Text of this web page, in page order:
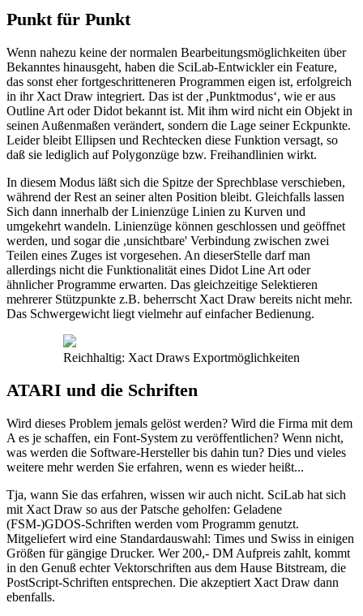
Punkt für Punkt
Wenn nahezu keine der normalen Bearbeitungsmöglichkeiten über
Bekanntes hinausgeht, haben die SciLab-Entwickler ein Feature,
das sonst eher fortgeschritteneren Programmen eigen ist, erfolgreich
in ihr Xact Draw integriert. Das ist der ,Punktmodus‘, wie er aus
Outline Art oder Didot bekannt ist. Mit ihm wird nicht ein Objekt in
seinen Außenmaßen verändert, sondern die Lage seiner Eckpunkte.
Leider bleibt Ellipsen und Rechtecken diese Funktion versagt, so
daß sie lediglich auf Polygonzüge bzw. Freihandlinien wirkt.
In diesem Modus läßt sich die Spitze der Sprechblase verschieben,
während der Rest an seiner alten Position bleibt. Gleichfalls lassen
Sich dann innerhalb der Linienzüge Linien zu Kurven und
umgekehrt wandeln. Linienzüge können geschlossen und geöffnet
werden, und sogar die ,unsichtbare' Verbindung zwischen zwei
Teilen eines Zuges ist vorgesehen. An dieserStelle darf man
allerdings nicht die Funktionalität eines Didot Line Art oder
ähnlicher Programme erwarten. Das gleichzeitige Selektieren
mehrerer Stützpunkte z.B. beherrscht Xact Draw bereits nicht mehr.
Das Schwergewicht liegt vielmehr auf einfacher Bedienung.
Reichhaltig: Xact Draws Exportmöglichkeiten
ATARI und die Schriften
Wird dieses Problem jemals gelöst werden? Wird die Firma mit dem
A es je schaffen, ein Font-System zu veröffentlichen? Wenn nicht,
was werden die Software-Hersteller bis dahin tun? Dies und vieles
weitere mehr werden Sie erfahren, wenn es wieder heißt...
Tja, wann Sie das erfahren, wissen wir auch nicht. SciLab hat sich
mit Xact Draw so aus der Patsche geholfen: Geladene
(FSM-)GDOS-Schriften werden vom Programm genutzt.
Mitgeliefert wird eine Standardauswahl: Times und Swiss in einigen
Größen für gängige Drucker. Wer 200,- DM Aufpreis zahlt, kommt
in den Genuß echter Vektorschriften aus dem Hause Bitstream, die
PostScript-Schriften entsprechen. Die akzeptiert Xact Draw dann
ebenfalls.